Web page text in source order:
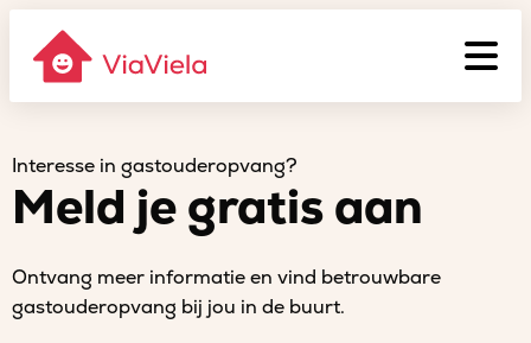
Interesse in gastouderopvang?
Meld je gratis aan
Ontvang meer informatie en vind betrouwbare
gastouderopvang bij jou in de buurt.